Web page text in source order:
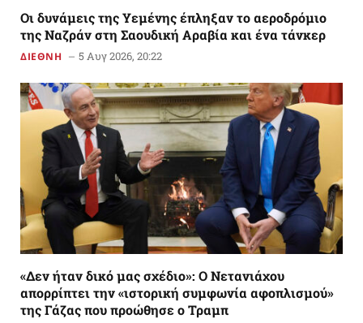
Οι δυνάμεις της Υεμένης έπληξαν το αεροδρόμιο
της Ναζράν στη Σαουδική Αραβία και ένα τάνκερ
ΔΙΕΘΝΗ 5 Αυγ 2026, 20:22
«Δεν ήταν δικό μας σχέδιο»: Ο Νετανιάχου
απορρίπτει την «ιστορική συμφωνία αφοπλισμού»
της Γάζας που προώθησε ο Τραμπ